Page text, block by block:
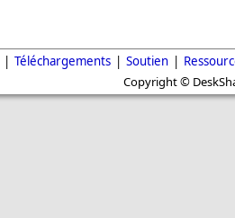
| Téléchargements | Soutien |
Copyright ©